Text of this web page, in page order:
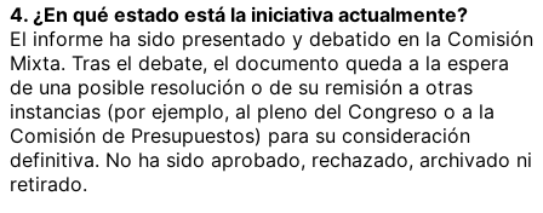
4. ¿En qué estado está la iniciativa actualmente?
El informe ha sido presentado y debatido en la Comisión
Mixta. Tras el debate, el documento queda a la espera
de una posible resolución o de su remisión a otras
instancias (por ejemplo, al pleno del Congreso o a la
Comisión de Presupuestos) para su consideración
definitiva. No ha sido aprobado, rechazado, archivado ni
retirado.